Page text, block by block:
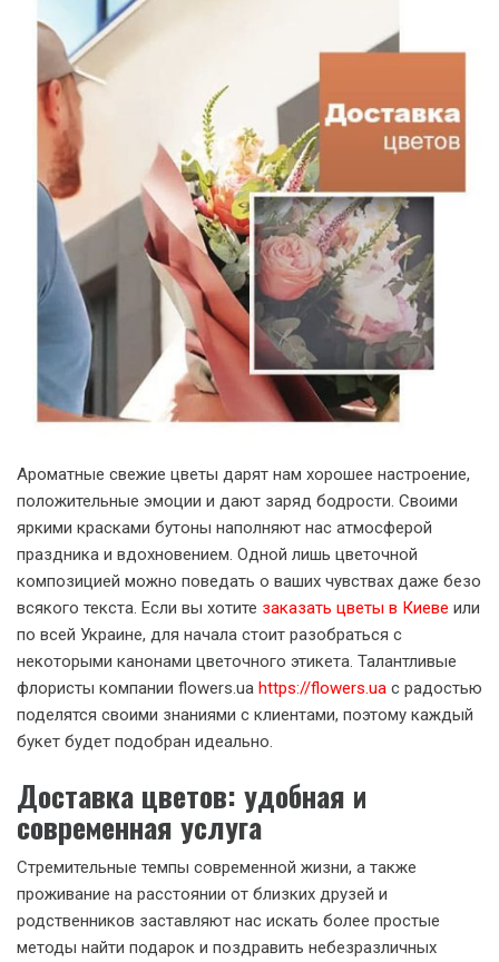
Ароматные свежие цветы дарят нам хорошее настроение,
положительные эмоции и дают заряд бодрости. Своими
яркими красками бутоны наполняют нас атмосферой
праздника и вдохновением. Одной лишь цветочной
композицией можно поведать о ваших чувствах даже безо
всякого текста. Если вы хотите заказать цветы в Киеве или
по всей Украине, для начала стоит разобраться с
некоторыми канонами цветочного этикета. Талантливые
флористы компании flowers.ua https://flowers.ua с радостью
поделятся своими знаниями с клиентами, поэтому каждый
букет будет подобран идеально.
Доставка цветов: удобная и
современная услуга
Стремительные темпы современной жизни, а также
проживание на расстоянии от близких друзей и
родственников заставляют нас искать более простые
методы найти подарок и поздравить небезразличных